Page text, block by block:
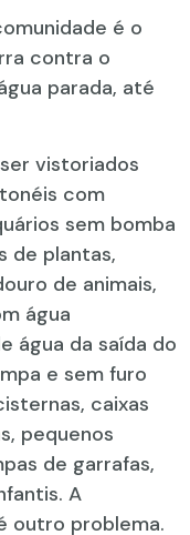
é o
contra o
parada, até
vistoriados
com
sem bomba
de plantas,
de animais,
água
água da saída do
e sem furo
caixas
pequenos
de garrafas,
A
outro problema.